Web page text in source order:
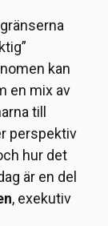
kan
en mix av
till
perspektiv
hur det
är en del
, exekutiv